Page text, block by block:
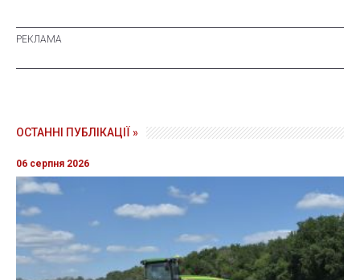
ОСТАННІ ПУБЛІКАЦІЇ »
06 серпня 2026